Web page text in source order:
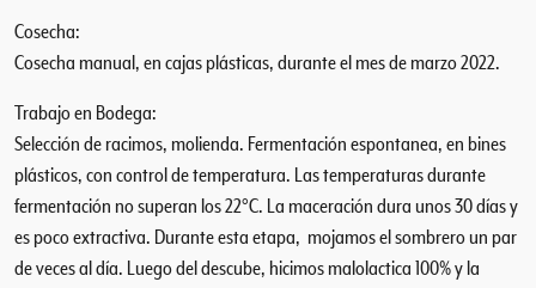
Cosecha:
Cosecha manual, en cajas plásticas, durante el mes de marzo 2022.
Trabajo en Bodega:
Selección de racimos, molienda. Fermentación espontanea, en bines
plásticos, con control de temperatura. Las temperaturas durante
fermentación no superan los 22°C. La maceración dura unos 30 días y
es poco extractiva. Durante esta etapa, mojamos el sombrero un par
de veces al día. Luego del descube, hicimos malolactica 100% y la